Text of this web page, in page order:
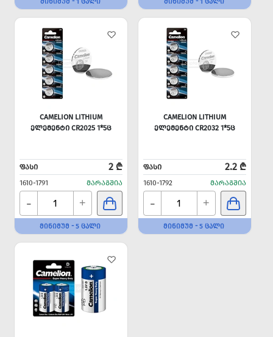
ᲛᲘᲜᲘᲛᲣᲛ - 1 ᲪᲐᲚᲘ ᲛᲘᲜᲘᲛᲣᲛ - 1 ᲪᲐᲚᲘ
CAMELION LITHIUM
ᲔᲚᲔᲛᲔᲜᲢᲘ CR2025 1*5Ც
ᲤᲐᲡᲘ 2 ₾
1610-1791 ᲛᲐᲠᲐᲒᲨᲘᲐ
- +
ᲛᲘᲜᲘᲛᲣᲛ - 5 ᲪᲐᲚᲘ
CAMELION LITHIUM
ᲔᲚᲔᲛᲔᲜᲢᲘ CR2032 1*5Ც
ᲤᲐᲡᲘ 2.2 ₾
1610-1792 ᲛᲐᲠᲐᲒᲨᲘᲐ
- +
ᲛᲘᲜᲘᲛᲣᲛ - 5 ᲪᲐᲚᲘ